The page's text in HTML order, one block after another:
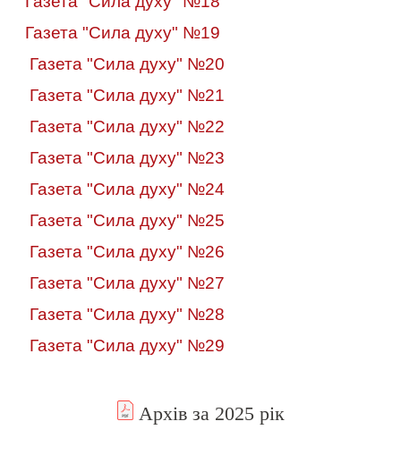
Газета "Сила духу" №19
Газета "Сила духу" №20
Газета "Сила духу" №21
Газета "Сила духу" №22
Газета "Сила духу" №23
Газета "Сила духу" №24
Газета "Сила духу" №25
Газета "Сила духу" №26
Газета "Сила духу" №27
Газета "Сила духу" №28
Газета "Сила духу" №29
Архів за 2025 рік